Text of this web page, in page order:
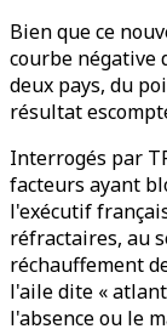
Bien que ce
courbe négative
deux pays, du
résultat
Interrogés par
facteurs ayant
l'exécutif
réfractaires, au
réchauffement
l'aile dite «
l'absence ou le